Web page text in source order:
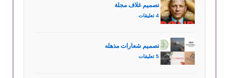
تصميم غلاف مجلة
4 تعليقات
تصميم شعارات مذهله
5 تعليقات